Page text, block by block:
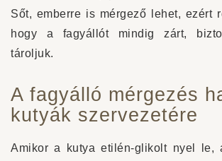
Sőt, emberre is mérgező lehet, ezért
hogy a fagyállót mindig zárt,
tároljuk.
A fagyálló mérgezés
kutyák szervezetére
Amikor a kutya etilén-glikolt nyel le,